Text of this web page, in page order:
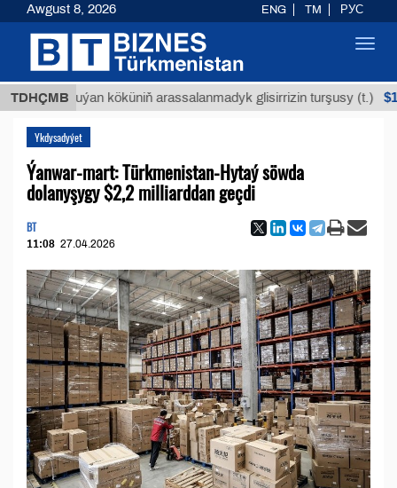
TDHÇMB
Buýan köküniň arassalanmadyk glisirrizin turşusy (t.)
Ykdysadyýet
Ýanwar-mart: Türkmenistan-Hytaý söwda
dolanyşygy $2,2 milliarddan geçdi
BT
11:08 27.04.2026
Awgust 8, 2026 ENG TM РУС